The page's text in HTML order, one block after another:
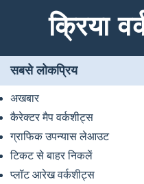
क्रिया
सबसे लोकप्रिय
अखबार
कैरेक्टर मैप वर्कशीट्स
ग्राफिक उपन्यास लेआउट
टिकट से बाहर निकलें
प्लॉट आरेख वर्कशीट्स